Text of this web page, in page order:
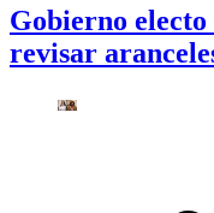
Gobierno
revisar